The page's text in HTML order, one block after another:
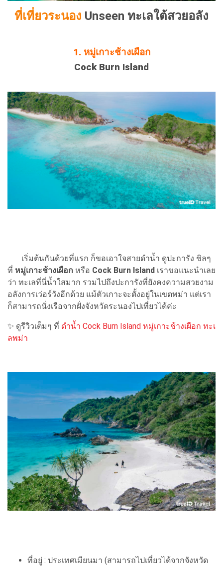
ที่เที่ยวระนอง Unseen ทะเลใต้สวยอลัง
1. หมู่เกาะช้างเผือก
Cock Burn Island
เริ่มต้นกันด้วยที่แรก ก็ขอเอาใจสายดำน้ำ ดูปะการัง ชิลๆ
ที่ หมู่เกาะช้างเผือก หรือ Cock Burn Island เราขอแนะนำเลย
ว่า ทะเลที่นี่น้ำใสมาก รวมไปถึงปะการังที่ยังคงความสวยงาม
อลังการเว่อร์วังอีกด้วย แม้ตัวเกาะจะตั้งอยู่ในเขตพม่า แต่เรา
ก็สามารถนั่งเรือจากฝั่งจังหวัดระนองไปเที่ยวได้ค่ะ
✨ ดูรีวิวเต็มๆ ที่ ดำน้ำ Cock Burn Island หมู่เกาะช้างเผือก ทะเ
ลพม่า
ที่อยู่ : ประเทศเมียนมา (สามารถไปเที่ยวได้จากจังหวัด